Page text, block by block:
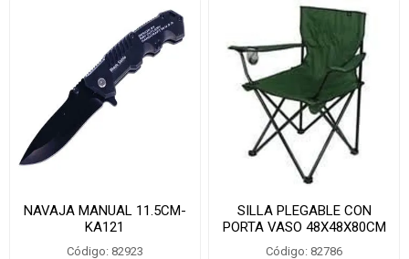
NAVAJA MANUAL 11.5CM-
KA121
Código: 82923
SILLA PLEGABLE CON
PORTA VASO 48X48X80CM
-HY8020-1
Código: 82786